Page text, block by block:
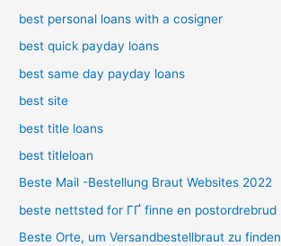
best personal loans with a cosigner
best quick payday loans
best same day payday loans
best site
best title loans
best titleloan
Beste Mail -Bestellung Braut Websites 2022
beste nettsted for ГҐ finne en postordrebrud
Beste Orte, um Versandbestellbraut zu finden